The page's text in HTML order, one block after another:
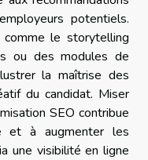
potentiels.
le storytelling
ou des modules de
la maîtrise des
du candidat. Miser
SEO contribue
et à augmenter les
une visibilité en ligne